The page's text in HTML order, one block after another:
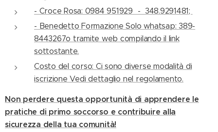
- Croce Rosa: 0984 951929 - 348.9291481;
- Benedetto Formazione Solo whatsap: 389-
8443267o tramite web compilando il link
sottostante.
Costo del corso: Ci sono diverse modalità di
iscrizione Vedi dettaglio nel regolamento.
Non perdere questa opportunità di apprendere le
pratiche di primo soccorso e contribuire alla
sicurezza della tua comunità!